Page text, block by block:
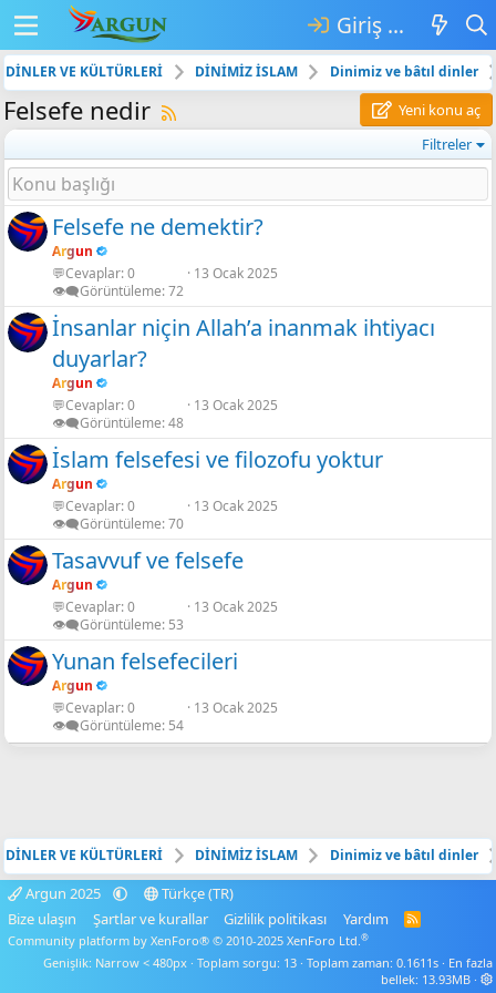
Giriş yap
DİNLER VE KÜLTÜRLERİ DİNİMİZ İSLAM Dinimiz ve bâtıl dinler
Felsefe nedir
Yeni konu aç
Filtreler
Felsefe ne demektir?
Argun
💬Cevaplar 0
👁️‍🗨️Görüntüleme 72
13 Ocak 2025
İnsanlar niçin Allah’a inanmak ihtiyacı
duyarlar?
Argun
💬Cevaplar 0
👁️‍🗨️Görüntüleme 48
13 Ocak 2025
İslam felsefesi ve filozofu yoktur
Argun
💬Cevaplar 0
👁️‍🗨️Görüntüleme 70
13 Ocak 2025
Tasavvuf ve felsefe
Argun
💬Cevaplar 0
👁️‍🗨️Görüntüleme 53
13 Ocak 2025
Yunan felsefecileri
Argun
💬Cevaplar 0
👁️‍🗨️Görüntüleme 54
13 Ocak 2025
DİNLER VE KÜLTÜRLERİ DİNİMİZ İSLAM Dinimiz ve bâtıl dinler
Argun 2025
Türkçe (TR)
Bize ulaşın
Şartlar ve kurallar Gizlilik politikası Yardım
R
Community platform by XenForo® © 2010-2025 XenForo Ltd.®
Genişlik Toplam sorgu 13 Toplam zaman 0.1611s
En fazla
bellek 13.93MB